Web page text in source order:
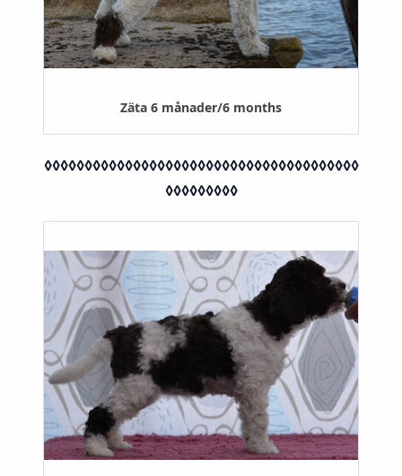
Zäta 6 månader/6 months
◊◊◊◊◊◊◊◊◊◊◊◊◊◊◊◊◊◊◊◊◊◊◊◊◊◊◊◊◊◊◊◊◊◊◊◊◊◊◊
◊◊◊◊◊◊◊◊◊